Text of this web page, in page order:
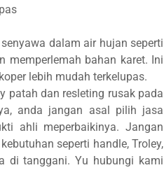
dalam air hujan seperti
memperlemah bahan karet. Ini
lebih mudah terkelupas.
patah dan resleting rusak pada
anda jangan asal pilih jasa
ahli meperbaikinya. Jangan
seperti handle, Troley,
di tanggani. Yu hubungi kami